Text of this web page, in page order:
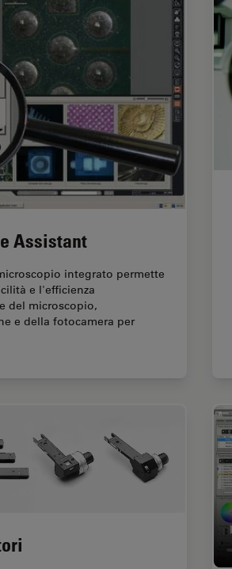
Assistant
integrato permette
e l'efficienza
del microscopio,
e della fotocamera per